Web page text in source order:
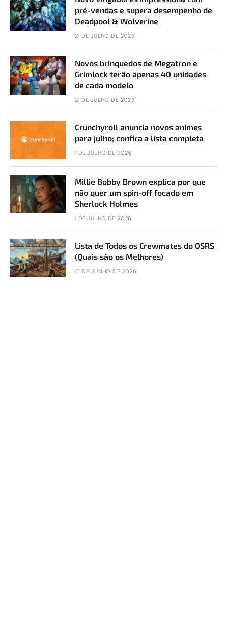
pré-vendas e supera desempenho de
Deadpool & Wolverine
21 DE JULHO DE 2026
Novos brinquedos de Megatron e
Grimlock terão apenas 40 unidades
de cada modelo
21 DE JULHO DE 2026
Crunchyroll anuncia novos animes
para julho; confira a lista completa
1 DE JULHO DE 2026
Millie Bobby Brown explica por que
não quer um spin-off focado em
Sherlock Holmes
1 DE JULHO DE 2026
Lista de Todos os Crewmates do OSRS
(Quais são os Melhores)
15 DE JUNHO DE 2026